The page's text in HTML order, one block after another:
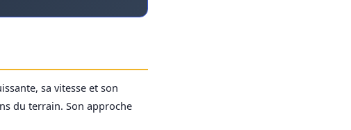
sa vitesse et son
du terrain. Son approche